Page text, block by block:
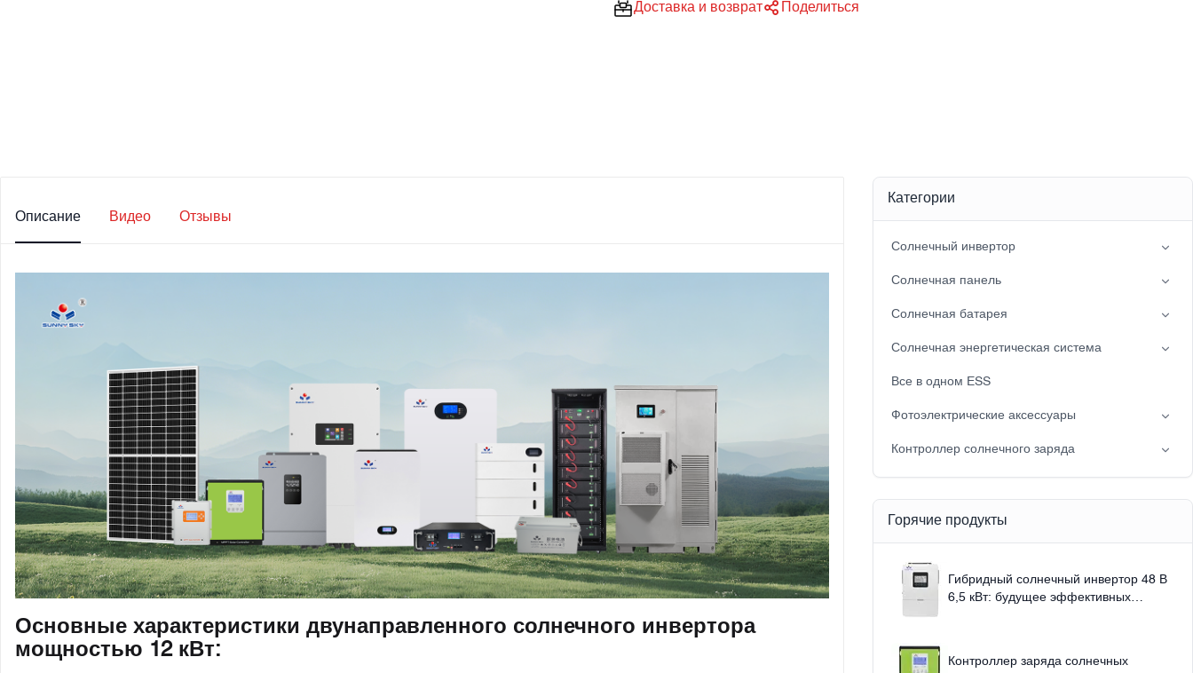
Доставка и возврат Поделиться
Описание Видео Отзывы
Основные характеристики двунаправленного солнечного инвертора
мощностью 12 кВт:
Категории
Солнечный инвертор
Инвертор с расщепленной фазой
Гибридный солнечный инвертор (IP21)
Гибридный солнечный инвертор (IP65)
Солнечная панель
Мононуклеоз
Солнечная батарея
Свинцовая батарея
Аккумулятор LiFePO4
Солнечная энергетическая система
сетевая солнечная энергосистема
Вне сети солнечная система мощности
Все в одном ESS
Фотоэлектрические аксессуары
Солнечный свет
Solar pump
Контроллер солнечного заряда
Шир
Контроллер солнечного заряда MPPT
Горячие продукты
Гибридный солнечный инвертор 48 В
6,5 кВт: будущее эффективных
Контроллер заряда солнечных